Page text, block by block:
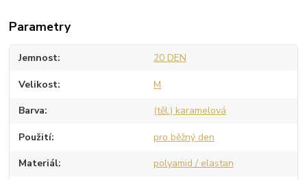
Parametry
Jemnost 20 DEN
Velikost M
Barva (těl.) karamelová
Použití pro běžný den
Materiál polyamid / elastan